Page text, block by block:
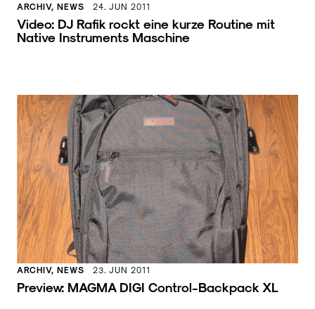
ARCHIV, NEWS 24. JUN 2011
Video: DJ Rafik rockt eine kurze Routine mit
Native Instruments Maschine
ARCHIV, NEWS 23. JUN 2011
Preview: MAGMA DIGI Control-Backpack XL